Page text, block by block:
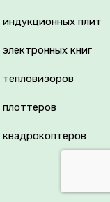
плит
книг